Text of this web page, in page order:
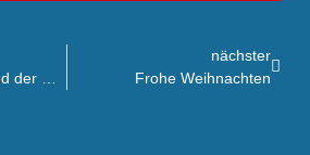
Mahnwache während der Hubertusmesse
nächster
Frohe Weihnachten